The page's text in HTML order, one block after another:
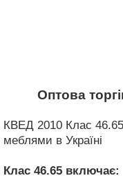
Оптова
КВЕД 2010 Клас
меблями в Україні
Клас 46.65 включає: